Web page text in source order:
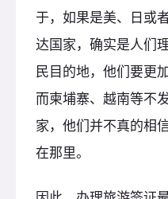
于，如果是美、日或
达国家，确实是人们
民目的地，他们要更加
而柬埔寨、越南等不
家，他们并不真的相
在那里。